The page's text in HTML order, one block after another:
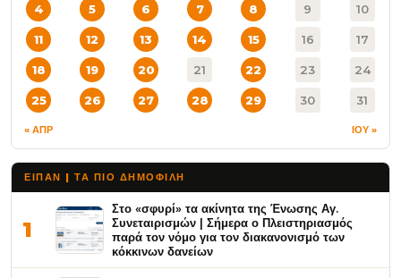
4 5 6 7 8 9 10
11 12 13 14 15 16 17
18 19 20 21 22 23 24
25 26 27 28 29 30 31
« ΑΠΡ ΙΟΥ »
ΕΙΠΑΝ | ΤΑ ΠΙΟ ΔΗΜΟΦΙΛΉ
1
Στο «σφυρί» τα ακίνητα της Ένωσης Αγ.
Συνεταιρισμών | Σήμερα ο Πλειστηριασμός
παρά τον νόμο για τον διακανονισμό των
κόκκινων δανείων